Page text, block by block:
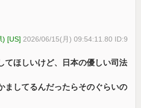
) [US] 2026/06/15(月) 09:54:11.80 ID:9
てほしいけど、日本の優しい司法
ましてるんだったらそのぐらいの